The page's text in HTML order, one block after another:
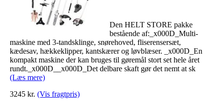
Den HELT STORE pakke
bestående af:_x000D_Multi-
maskine med 3-tandsklinge, snørehoved, fliserensersæt,
kædesav, hækkeklipper, kantskærer og løvblæser. _x000D_En
kompakt maskine der kan bruges til gøremål stort set hele året
rundt._x000D__x000D_Det delbare skaft gør det nemt at sk
(Læs mere)
3245 kr. (Vis fragtpris)